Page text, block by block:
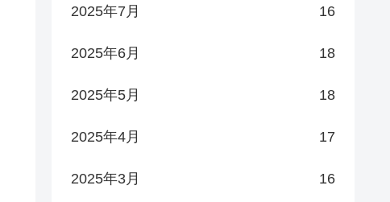
2025年7月 16
2025年6月 18
2025年5月 18
2025年4月 17
2025年3月 16